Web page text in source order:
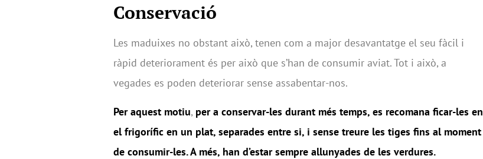
Conservació
Les maduixes no obstant això, tenen com a major desavantatge el seu fàcil i
ràpid deteriorament és per això que s’han de consumir aviat. Tot i això, a
vegades es poden deteriorar sense assabentar-nos.
Per aquest motiu, per a conservar-les durant més temps, es recomana ficar-les en
el frigorífic en un plat, separades entre si, i sense treure les tiges fins al moment
de consumir-les. A més, han d’estar sempre allunyades de les verdures.